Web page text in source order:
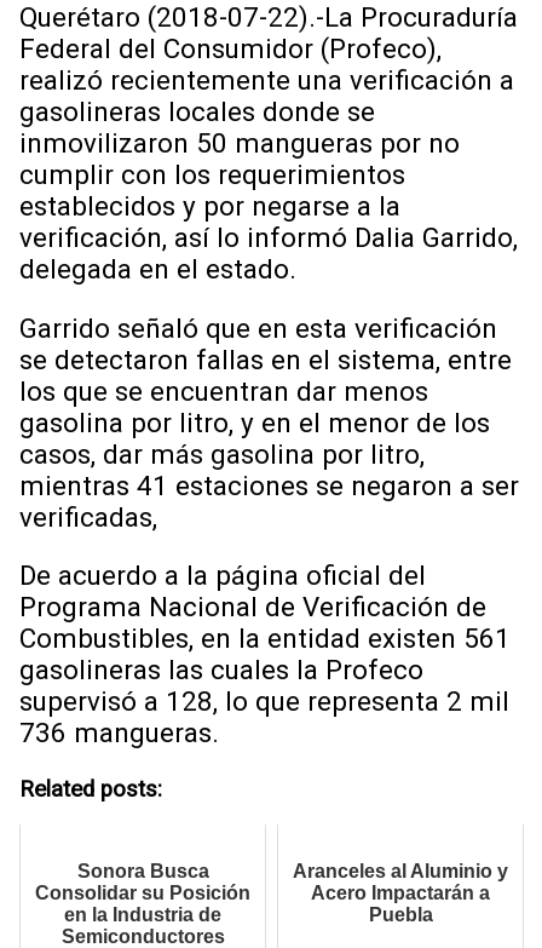
Querétaro (2018-07-22).-La Procuraduría
Federal del Consumidor (Profeco),
realizó recientemente una verificación a
gasolineras locales donde se
inmovilizaron 50 mangueras por no
cumplir con los requerimientos
establecidos y por negarse a la
verificación, así lo informó Dalia Garrido,
delegada en el estado.
Garrido señaló que en esta verificación
se detectaron fallas en el sistema, entre
los que se encuentran dar menos
gasolina por litro, y en el menor de los
casos, dar más gasolina por litro,
mientras 41 estaciones se negaron a ser
verificadas,
De acuerdo a la página oficial del
Programa Nacional de Verificación de
Combustibles, en la entidad existen 561
gasolineras las cuales la Profeco
supervisó a 128, lo que representa 2 mil
736 mangueras.
Related posts:
Sonora Busca
Consolidar su Posición
en la Industria de
Semiconductores
Aranceles al Aluminio y
Acero Impactarán a
Puebla